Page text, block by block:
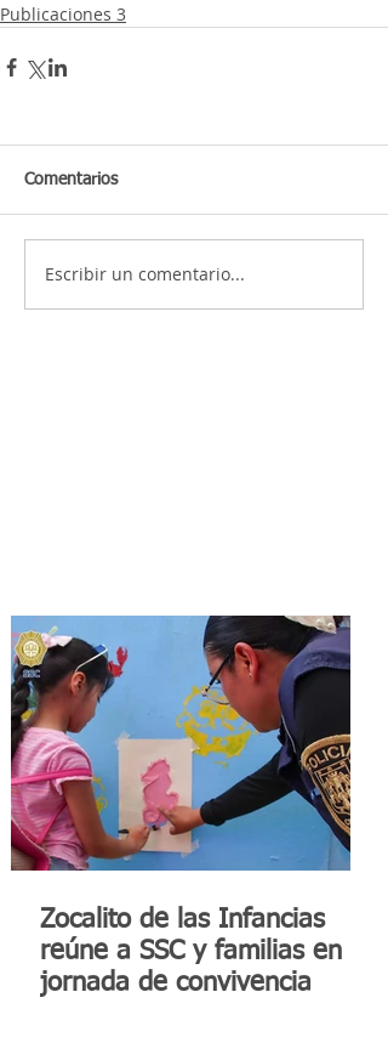
Publicaciones 3
Comentarios
Escribir un comentario...
Zocalito de las Infancias
reúne a SSC y familias en
jornada de convivencia